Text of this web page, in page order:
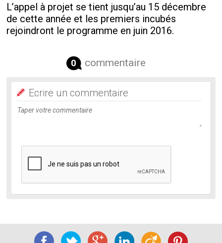
L’appel à projet se tient jusqu’au 15 décembre
de cette année et les premiers incubés
rejoindront le programme en juin 2016.
0 commentaire
Ecrire un commentaire